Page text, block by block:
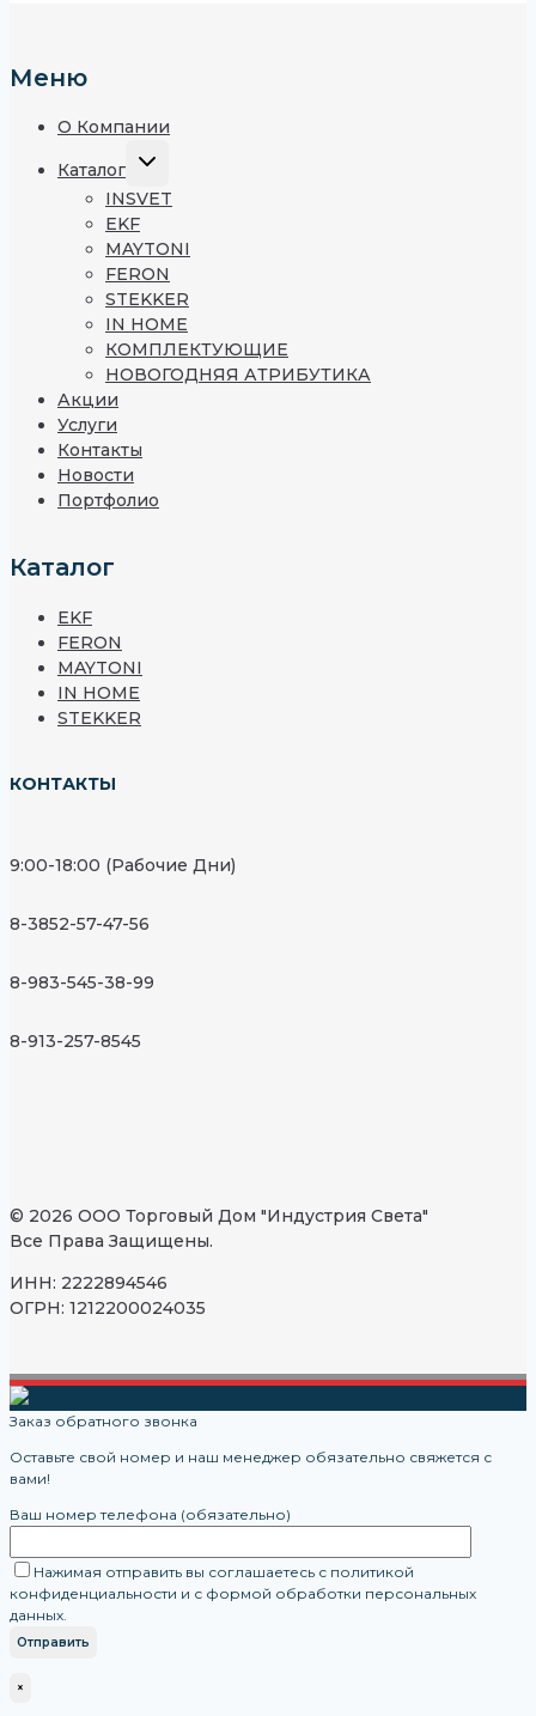
Меню
О Компании
Каталог
INSVET
EKF
MAYTONI
FERON
STEKKER
IN HOME
КОМПЛЕКТУЮЩИЕ
НОВОГОДНЯЯ АТРИБУТИКА
Акции
Услуги
Контакты
Новости
Портфолио
Каталог
EKF
FERON
MAYTONI
IN HOME
STEKKER
КОНТАКТЫ
9:00-18:00 (Рабочие Дни)
8-3852-57-47-56
8-983-545-38-99
8-913-257-8545
© 2026 ООО Торговый Дом "Индустрия Света"
Все Права Защищены.
ИНН: 2222894546
ОГРН: 1212200024035
Заказ обратного звонка
Оставьте свой номер и наш менеджер обязательно свяжется с
вами!
Ваш номер телефона (обязательно)
Нажимая отправить вы соглашаетесь с политикой
конфиденциальности и с формой обработки персональных
данных.
×